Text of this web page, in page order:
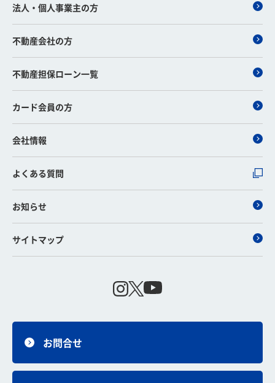
法人・個人事業主の方
不動産会社の方
不動産担保ローン一覧
カード会員の方
会社情報
よくある質問
お知らせ
サイトマップ
お問合せ